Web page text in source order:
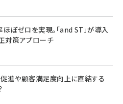
ぼゼロを実現。「and ST」が導入
対策アプローチ
促進や顧客満足度向上に直結する